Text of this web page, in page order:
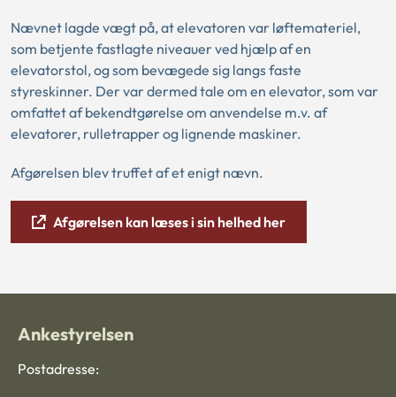
Nævnet lagde vægt på, at elevatoren var løftemateriel,
som betjente fastlagte niveauer ved hjælp af en
elevatorstol, og som bevægede sig langs faste
styreskinner. Der var dermed tale om en elevator, som var
omfattet af bekendtgørelse om anvendelse m.v. af
elevatorer, rulletrapper og lignende maskiner.
Afgørelsen blev truffet af et enigt nævn.
Afgørelsen kan læses i sin helhed her
Ankestyrelsen
Postadresse: